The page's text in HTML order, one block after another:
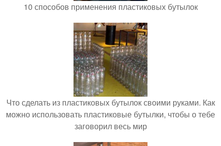
10 способов применения пластиковых бутылок
Что сделать из пластиковых бутылок своими руками. Как
можно использовать пластиковые бутылки, чтобы о тебе
заговорил весь мир